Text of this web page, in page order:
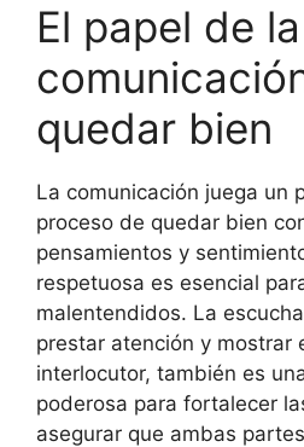
El papel de la
quedar bien
La comunicación juega un
proceso de quedar bien
pensamientos y
respetuosa es esencial
malentendidos. La
prestar atención y mostrar
interlocutor, también es
poderosa para fortalecer
asegurar que ambas